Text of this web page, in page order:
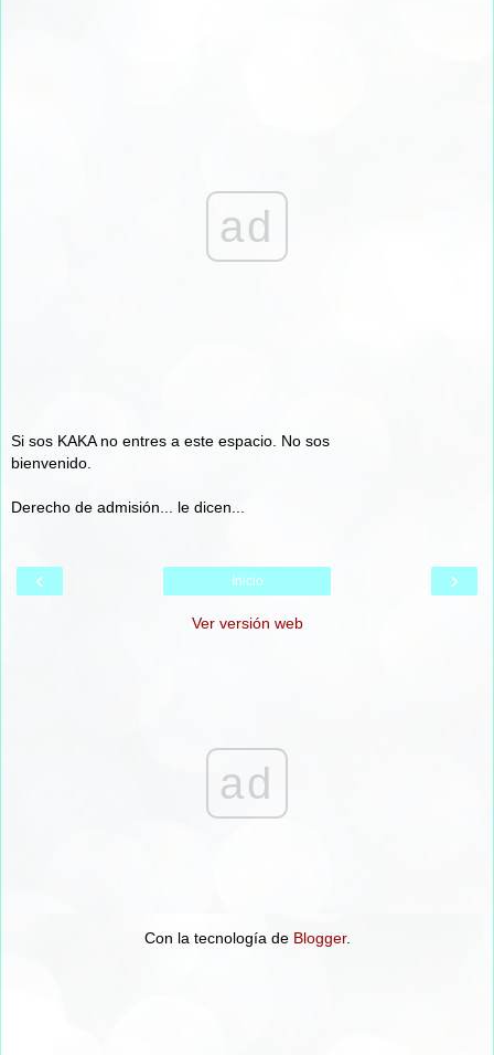
ad
Si sos KAKA no entres a este espacio. No sos
bienvenido.
Derecho de admisión... le dicen...
‹ ›
Inicio
Ver versión web
ad
Con la tecnología de Blogger.